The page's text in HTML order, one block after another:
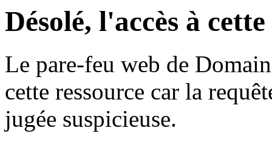
Désolé, l'accès à
Le pare-feu web de
cette ressource car la
jugée suspicieuse.